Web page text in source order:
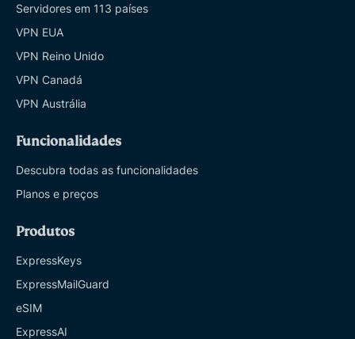
Servidores em 113 países
VPN EUA
VPN Reino Unido
VPN Canadá
VPN Austrália
Funcionalidades
Descubra todas as funcionalidades
Planos e preços
Produtos
ExpressKeys
ExpressMailGuard
eSIM
ExpressAI